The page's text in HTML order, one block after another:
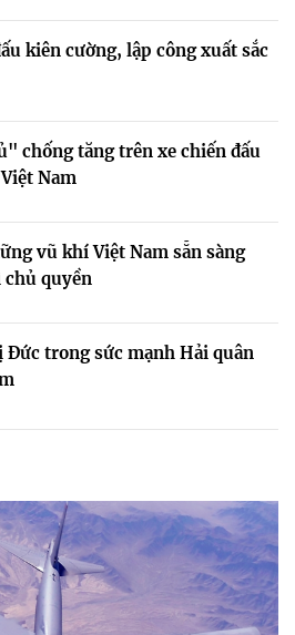
kiên cường, lập công xuất sắc
chống tăng trên xe chiến đấu
Nam
vũ khí Việt Nam sẵn sàng
chủ quyền
Đức trong sức mạnh Hải quân